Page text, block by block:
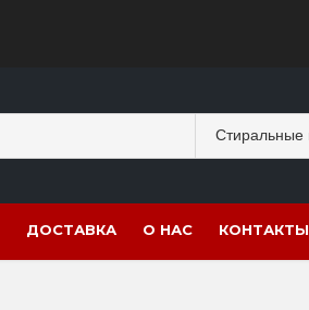
ДОСТАВКА О НАС КОНТАКТЫ